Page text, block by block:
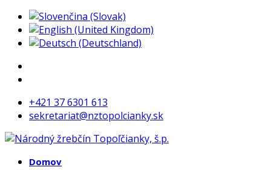
+421 37 6301 613
sekretariat@nztopolcianky.sk
Domov